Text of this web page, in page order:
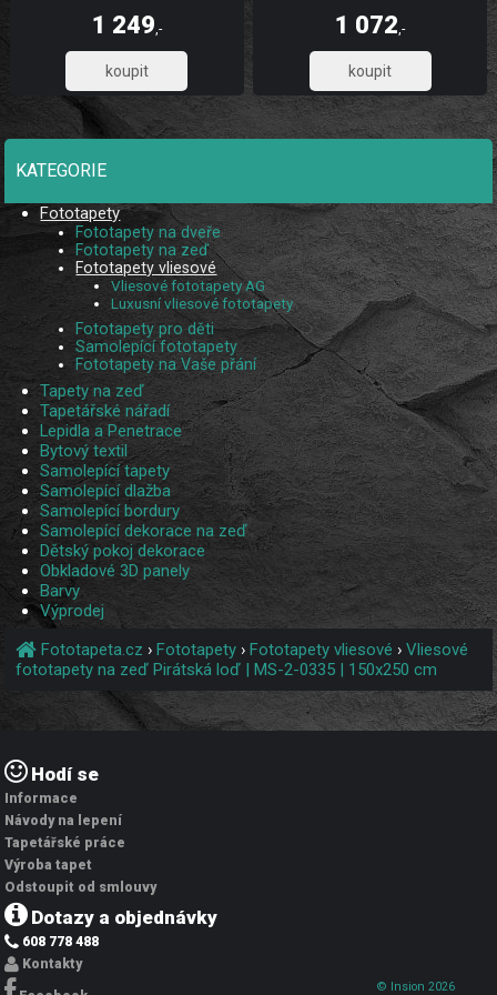
díky UV digitálnímu tisku. Skládá se z
1 249,-
1 032,23
díky UV digitálnímu tisku. Skládá se
ze 3 pruhů.
1 072,-
885,95
KATEGORIE
Fototapety
Fototapety na dveře
Fototapety na zeď
Fototapety vliesové
Vliesové fototapety AG
Luxusní vliesové fototapety
Fototapety pro děti
Samolepící fototapety
Fototapety na Vaše přání
Tapety na zeď
Tapetářské nářadí
Lepidla a Penetrace
Bytový textil
Samolepící tapety
Samolepící dlažba
Samolepící bordury
Samolepící dekorace na zeď
Dětský pokoj dekorace
Obkladové 3D panely
Barvy
Výprodej
Fototapeta.cz ›Fototapety ›Fototapety vliesové ›Vliesové
fototapety na zeď Pirátská loď | MS-2-0335 | 150x250 cm
Hodí se
Informace
Návody na lepení
Tapetářské práce
Výroba tapet
Odstoupit od smlouvy
Dotazy a objednávky
608 778 488
Kontakty
© Insion 2026